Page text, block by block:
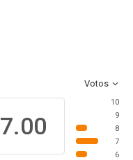
Votos
7.00
10
9
8
7
6